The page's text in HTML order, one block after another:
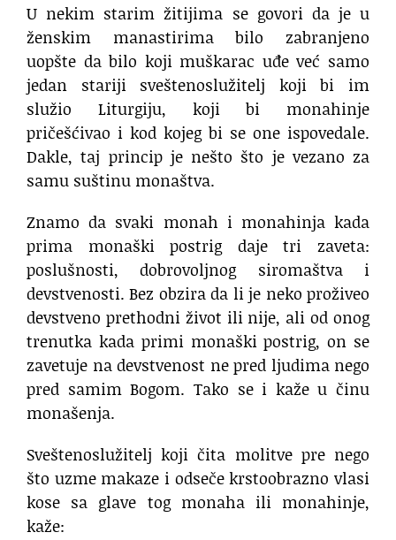
U nekim starim žitijima se govori da je u
ženskim manastirima bilo zabranjeno
uopšte da bilo koji muškarac uđe već samo
jedan stariji sveštenoslužitelj koji bi im
služio Liturgiju, koji bi monahinje
pričešćivao i kod kojeg bi se one ispovedale.
Dakle, taj princip je nešto što je vezano za
samu suštinu monaštva.
Znamo da svaki monah i monahinja kada
prima monaški postrig daje tri zaveta:
poslušnosti, dobrovoljnog siromaštva i
devstvenosti. Bez obzira da li je neko proživeo
devstveno prethodni život ili nije, ali od onog
trenutka kada primi monaški postrig, on se
zavetuje na devstvenost ne pred ljudima nego
pred samim Bogom. Tako se i kaže u činu
monašenja.
Sveštenoslužitelj koji čita molitve pre nego
što uzme makaze i odseče krstoobrazno vlasi
kose sa glave tog monaha ili monahinje,
kaže: